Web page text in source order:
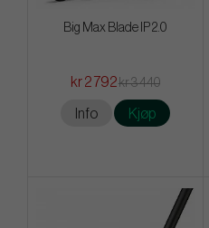
Big Max Blade IP 2.0
kr 2 792kr 3 440
Info Kjøp